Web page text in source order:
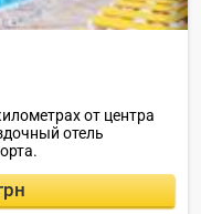
от центра
отель